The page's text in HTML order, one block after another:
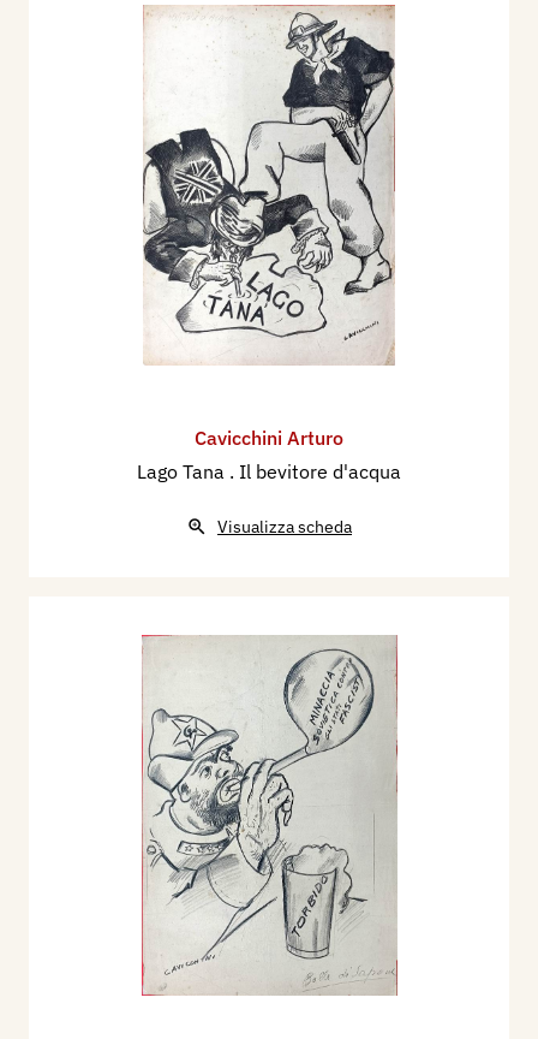
Cavicchini Arturo
Lago Tana . Il bevitore d'acqua
Visualizza scheda